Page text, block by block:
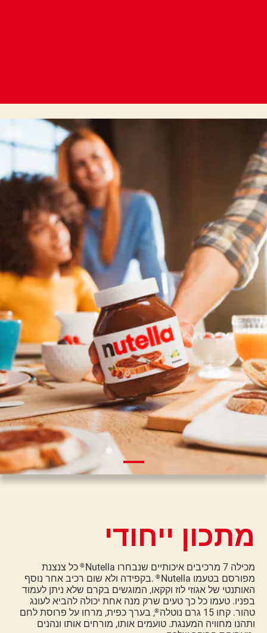
מתכון ייחודי
כל צנצנת®Nutella מכילה 7 מרכיבים איכותיים שנבחרו
בקפידה ולא שום רכיב אחר נוסף.®Nutella מפורסם בטעמו
האותנטי של אגוזי לוז וקקאו, המוגשים בקרם שלא ניתן לעמוד
בפניו. טעמו כל כך טעים שרק מנה אחת יכולה להביא לעונג
טהור. קחו 15 גרם נוטלה
®, בערך כפית, מרחו על פרוסת לחם
ותהנו מחוויה המענגת. טועמים אותו, מורחים אותו ונהנים